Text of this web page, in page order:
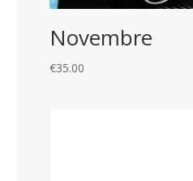
Novembre
€35.00